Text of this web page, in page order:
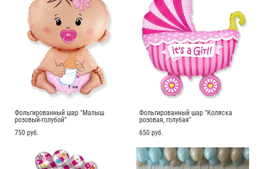
Фольгированный шар "Малыш
розовый-голубой"
750 pуб.
Фольгированный шар "Коляска
розовая, голубая"
650 pуб.